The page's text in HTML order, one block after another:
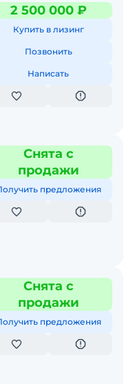
2 500 000 ₽
Купить в лизинг
Позвонить
Написать
Снята с
продажи
предложения
Снята с
продажи
предложения